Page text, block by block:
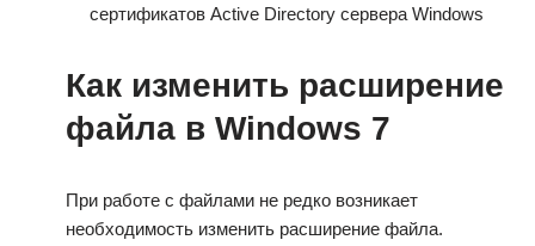
сертификатов Active Directory сервера Windows
Как изменить расширение
файла в Windows 7
При работе с файлами не редко возникает
необходимость изменить расширение файла.